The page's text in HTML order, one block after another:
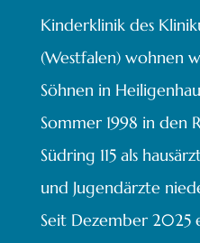
Kinderklinik des
(Westfalen) wohnen
Söhnen in
Sommer 1998 in den
Südring 115 als
und Jugendärzte
Seit Dezember 2025